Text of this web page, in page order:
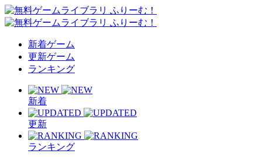
新着ゲーム
更新ゲーム
ランキング
新着
更新
ランキング